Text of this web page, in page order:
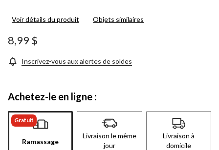
Voir détails du produit Objets similaires
8,99 $
Inscrivez-vous aux alertes de soldes
Achetez-le en ligne :
Gratuit
Ramassage
Livraison le même
jour
Livraison à
domicile